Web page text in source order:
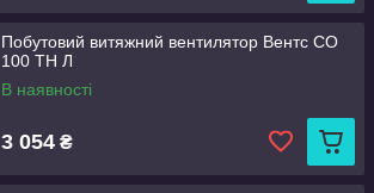
Побутовий витяжний вентилятор Вентс СО
100 ТН Л
В наявності
3 054 ₴